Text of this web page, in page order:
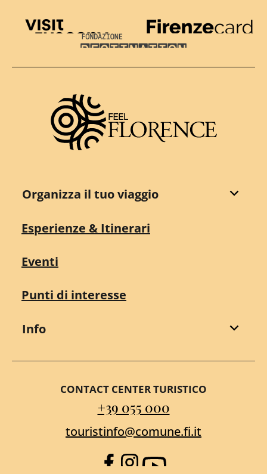
Visit Tuscany
Firenze Card
Destination Florence
Organizza il tuo viaggio
Esperienze & Itinerari
Eventi
Punti di interesse
Info
CONTACT CENTER TURISTICO
+39 055 000
touristinfo@comune.fi.it
Facebook
Instagram
YouTube